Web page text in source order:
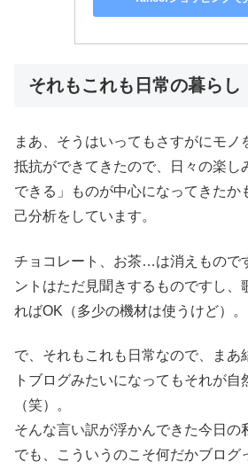
それもこれも日常の暮らし
まあ、そうはいってもさすがにモノ
抵抗ができてきたので、日々の楽し
できる」ものが中心になってきた
己分析をしています。
チョコレート、お茶…は消えもので
ントはただ見聞きするものですし、
ればOK（多少の機材は使うけど）。
で、それもこれも日常なので、まあ
トブログみたいになってもそれが
（笑）。
そんな言い訳が浮かんできた今日の
でも、こういうのこそ何だかブログ